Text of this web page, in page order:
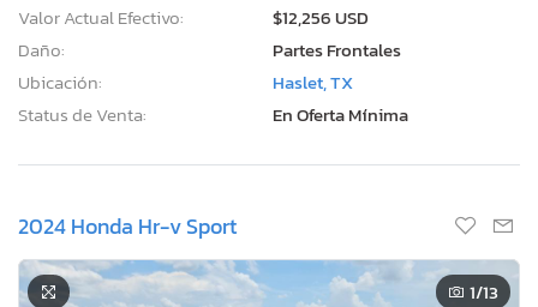
Valor Actual Efectivo:
$12,256 USD
Daño:
Partes Frontales
Ubicación:
Haslet, TX
Status de Venta:
En Oferta Mínima
2024 Honda Hr-v Sport
1/13